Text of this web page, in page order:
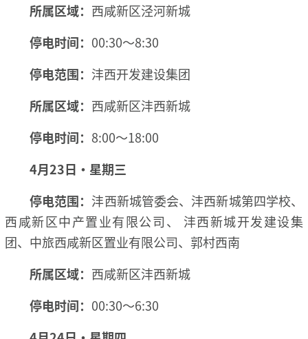
所属区域： 西咸新区泾河新城
停电时间： 00:30～8:30
停电范围： 沣西开发建设集团
所属区域： 西咸新区沣西新城
停电时间： 8:00～18:00
4月23日·星期三
停电范围： 沣西新城管委会、沣西新城第四学校、
西咸新区中产置业有限公司、 沣西新城开发建设集
团、中旅西咸新区置业有限公司、郭村西南
所属区域： 西咸新区沣西新城
停电时间： 00:30～6:30